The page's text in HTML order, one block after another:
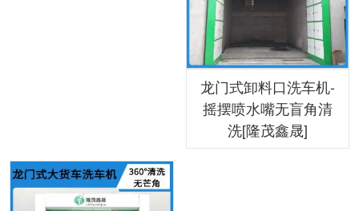
龙门式卸料口洗车机-
摇摆喷水嘴无盲角清
洗[隆茂鑫晟]